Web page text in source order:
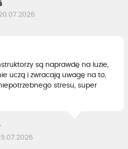
są naprawdę na luzie,
uczą i zwracają uwagę na to,
stresu, super